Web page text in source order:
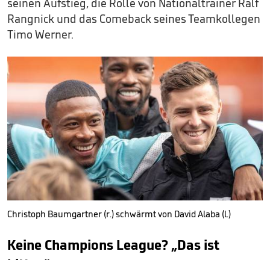
seinen Aufstieg, die Rolle von Nationaltrainer Ralf
Rangnick und das Comeback seines Teamkollegen
Timo Werner.
Christoph Baumgartner (r.) schwärmt von David Alaba (l.)
Keine Champions League? „Das ist